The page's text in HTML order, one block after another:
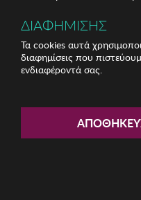
Ανδρικό
ΔΙΑΦΗΜΙΣΗΣ
Τα cookies αυτά
διαφημίσεις που
ενδιαφέροντά σας.